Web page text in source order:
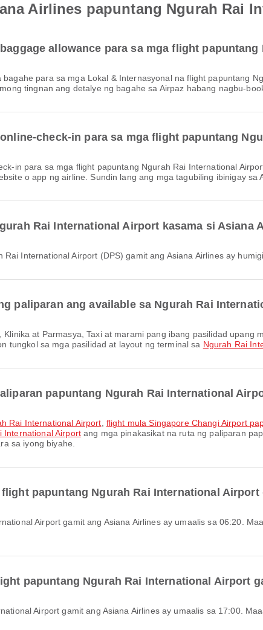
Airlines papuntang Ngurah Rai
allowance para sa mga flight
tingnan ang detalye ng bagahe sa Airpaz habang nagbu-
check-in para sa mga flight papuntang
o app ng airline. Sundin lang ang mga tagubiling ibinigay sa
Rai International Airport kasama si Asiana
Rai International Airport (DPS) gamit ang Asiana Airlines ay
paliparan ang available sa Ngurah Rai
tungkol sa mga pasilidad at layout ng terminal sa Ngurah Rai
papuntang Ngurah Rai International
Rai International Airport flight mula Singapore Changi Airport
International Airportang mga pinakasikat na ruta ng paliparan
sa iyong biyahe.
papuntang Ngurah Rai International
papuntang Ngurah Rai International Airport